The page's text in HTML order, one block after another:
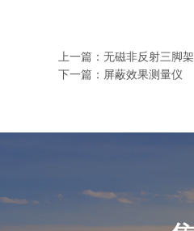
上一篇： 无磁非反射三脚架
下一篇： 屏蔽效果测量仪